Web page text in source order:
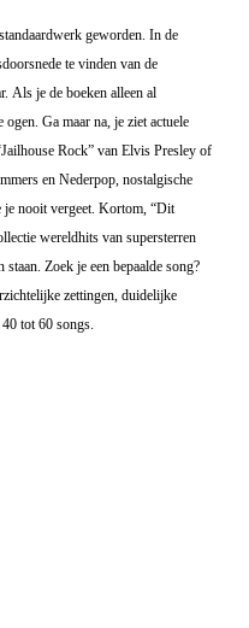
geworden. In de
te vinden van de
Als je de boeken alleen al
Ga maar na, je ziet actuele
Rock” van Elvis Presley of
en Nederpop, nostalgische
je nooit vergeet. Kortom, “Dit
wereldhits van supersterren
Zoek je een bepaalde song?
zettingen, duidelijke
tot 60 songs.